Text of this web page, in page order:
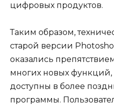
цифровых продуктов.
Таким образом,
старой версии
оказались
многих новых функций,
доступны в более
программы.